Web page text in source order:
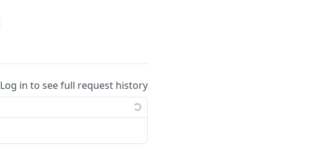
Log in to see full request history